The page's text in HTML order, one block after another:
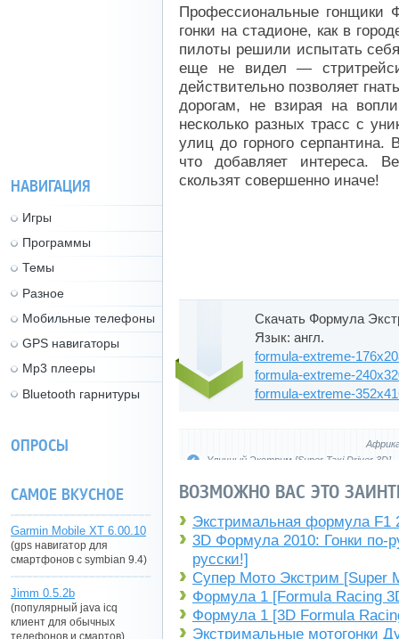
Профессиональные
гонки на стадионе, как в
пилоты решили испытать
еще не видел —
действительно позволяет
дорогам, не взирая на
несколько разных трасс с
улиц до горного серпантина.
что добавляет интереса.
скользят совершенно иначе!
Скачать Формула
Язык: англ.
formula-extreme-
formula-extreme-
formula-extreme-
Уличный Экстрим [Super Taxi Driver 3D]
ВОЗМОЖНО ВАС ЭТО
Экстримальная формула F1
3D Формула 2010: Гонки по-
русски!]
Супер Мото Экстрим [Super
Формула 1 [Formula Racing
Формула 1 [3D Formula
Экстримальные мотогонки
НАВИГАЦИЯ
Игры
Программы
Темы
Разное
Мобильные телефоны
GPS навигаторы
Mp3 плееры
Bluetooth гарнитуры
ОПРОСЫ
САМОЕ ВКУСНОЕ
Garmin Mobile XT 6.00.10
(gps навигатор для
смартфонов с symbian 9.4)
Jimm 0.5.2b
(популярный java icq
клиент для обычных
телефонов и смартов)